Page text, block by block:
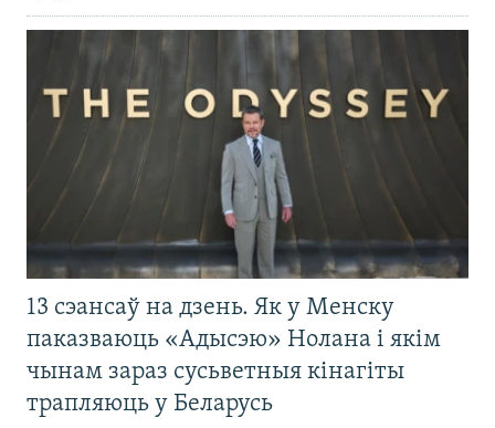
13 сэансаў на дзень. Як у Менску
паказваюць «Адысэю» Нолана і якім
чынам зараз сусьветныя кінагіты
трапляюць у Беларусь